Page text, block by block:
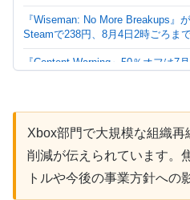
『Wiseman: No More Breakups』
Steamで238円、8月4日2時ごろま
『Content Warning』50％オフは7
『イーストワード』50％オフは7月
1400円に
Xbox部門で大規模な組織
削減が伝えられています。
トルや今後の事業方針への